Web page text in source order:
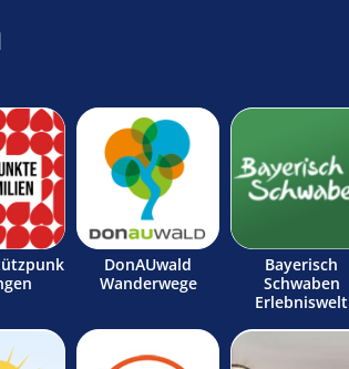
DonAUwald
Wanderwege
Bayerisch
Schwaben
Erlebniswelt